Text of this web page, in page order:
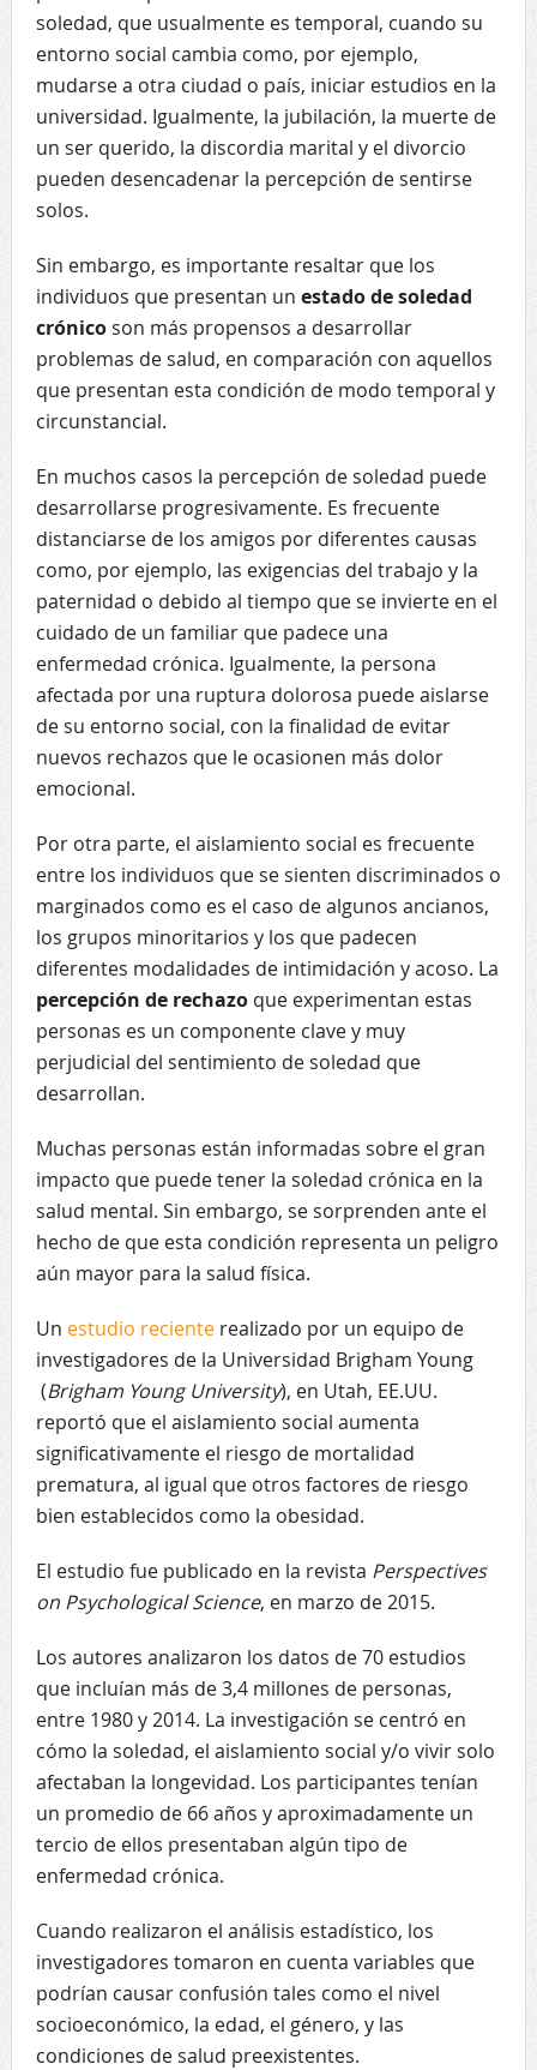
soledad, que usualmente es temporal, cuando su
entorno social cambia como, por ejemplo,
mudarse a otra ciudad o país, iniciar estudios en la
universidad. Igualmente, la jubilación, la muerte de
un ser querido, la discordia marital y el divorcio
pueden desencadenar la percepción de sentirse
solos.
Sin embargo, es importante resaltar que los
individuos que presentan un estado de soledad
crónicoson más propensos a desarrollar
problemas de salud, en comparación con aquellos
que presentan esta condición de modo temporal y
circunstancial.
En muchos casos la percepción de soledad puede
desarrollarse progresivamente. Es frecuente
distanciarse de los amigos por diferentes causas
como, por ejemplo, las exigencias del trabajo y la
paternidad o debido al tiempo que se invierte en el
cuidado de un familiar que padece una
enfermedad crónica. Igualmente, la persona
afectada por una ruptura dolorosa puede aislarse
de su entorno social, con la finalidad de evitar
nuevos rechazos que le ocasionen más dolor
emocional.
Por otra parte, el aislamiento social es frecuente
entre los individuos que se sienten discriminados o
marginados como es el caso de algunos ancianos,
los grupos minoritarios y los que padecen
diferentes modalidades de intimidación y acoso. La
percepción de rechazoque experimentan estas
personas es un componente clave y muy
perjudicial del sentimiento de soledad que
desarrollan.
Muchas personas están informadas sobre el gran
impacto que puede tener la soledad crónica en la
salud mental. Sin embargo, se sorprenden ante el
hecho de que esta condición representa un peligro
aún mayor para la salud física.
Un estudio reciente realizado por un equipo de
investigadores de la Universidad Brigham Young
(Brigham Young University), en Utah, EE.UU.
reportó que el aislamiento social aumenta
significativamente el riesgo de mortalidad
prematura, al igual que otros factores de riesgo
bien establecidos como la obesidad.
El estudio fue publicado en la revista Perspectives
on Psychological Science, en marzo de 2015.
Los autores analizaron los datos de 70 estudios
que incluían más de 3,4 millones de personas,
entre 1980 y 2014. La investigación se centró en
cómo la soledad, el aislamiento social y/o vivir solo
afectaban la longevidad. Los participantes tenían
un promedio de 66 años y aproximadamente un
tercio de ellos presentaban algún tipo de
enfermedad crónica.
Cuando realizaron el análisis estadístico, los
investigadores tomaron en cuenta variables que
podrían causar confusión tales como el nivel
socioeconómico, la edad, el género, y las
condiciones de salud preexistentes.